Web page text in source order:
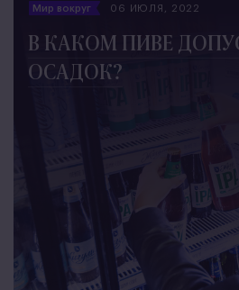
Мир вокруг 06 ИЮЛЯ, 2022
В КАКОМ ПИВЕ
ОСАДОК?